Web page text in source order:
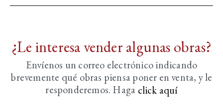
¿Le interesa vender algunas obras?
Envíenos un correo electrónico indicando
brevemente qué obras piensa poner en venta, y le
responderemos. Haga click aquí­